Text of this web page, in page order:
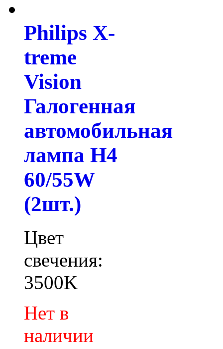
Philips X-
treme
Vision
Галогенная
автомобильная
лампа H4
60/55W
(2шт.)
Цвет
свечения:
3500K
Нет в
наличии